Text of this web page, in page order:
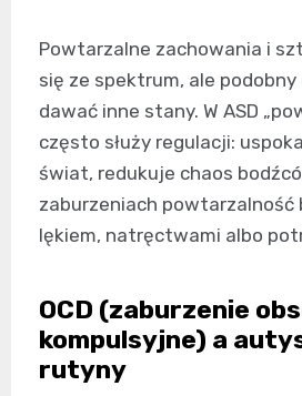
Powtarzalne zachowania i
się ze spektrum, ale podobny
dawać inne stany. W ASD
często służy regulacji:
świat, redukuje chaos
zaburzeniach powtarzalność
lękiem, natręctwami albo
OCD (zaburzenie
kompulsyjne) a
rutyny